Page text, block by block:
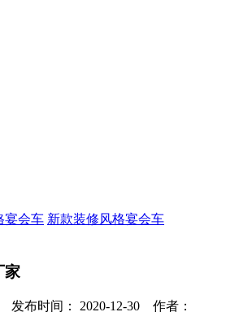
新款装修风格宴会车
家
发布时间： 2020-12-30 作者：